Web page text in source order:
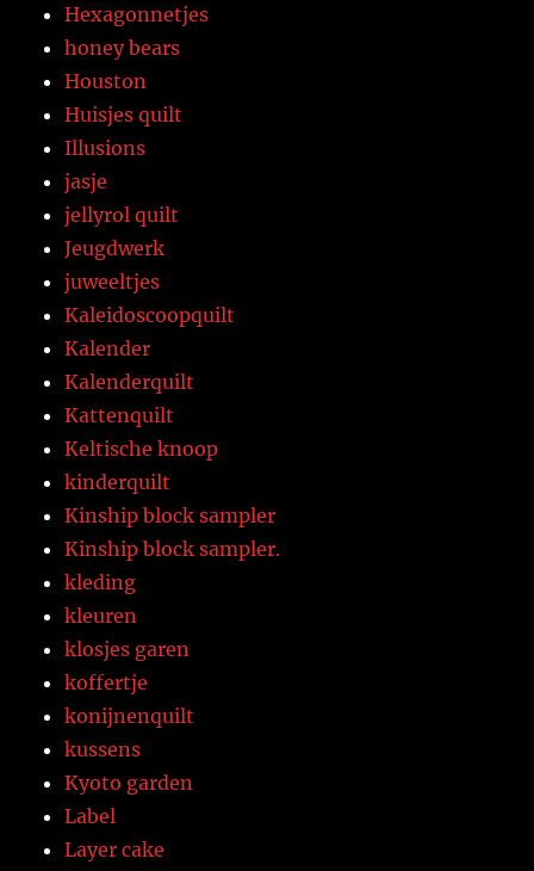
Hexagonnetjes
honey bears
Houston
Huisjes quilt
Illusions
jasje
jellyrol quilt
Jeugdwerk
juweeltjes
Kaleidoscoopquilt
Kalender
Kalenderquilt
Kattenquilt
Keltische knoop
kinderquilt
Kinship block sampler
Kinship block sampler.
kleding
kleuren
klosjes garen
koffertje
konijnenquilt
kussens
Kyoto garden
Label
Layer cake